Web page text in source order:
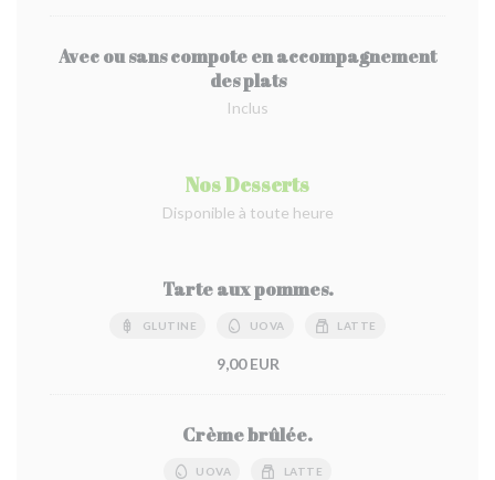
Avec ou sans compote en accompagnement
des plats
Inclus
Nos Desserts
Disponible à toute heure
Tarte aux pommes.
GLUTINE UOVA LATTE
9,00 EUR
Crème brûlée.
UOVA LATTE